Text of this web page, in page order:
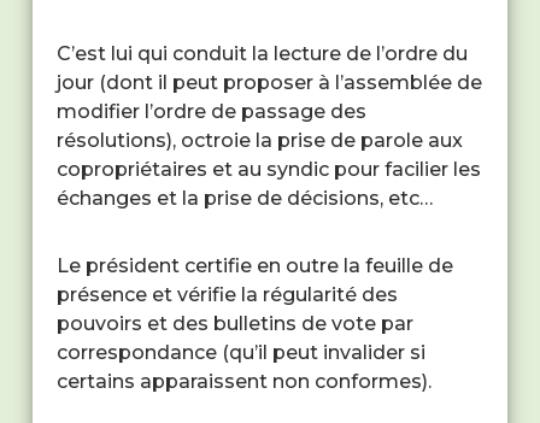
C’est lui qui conduit la lecture de l’ordre du
jour (dont il peut proposer à l’assemblée de
modifier l’ordre de passage des
résolutions), octroie la prise de parole aux
copropriétaires et au syndic pour facilier les
échanges et la prise de décisions, etc…
Le président certifie en outre la feuille de
présence et vérifie la régularité des
pouvoirs et des bulletins de vote par
correspondance (qu’il peut invalider si
certains apparaissent non conformes).